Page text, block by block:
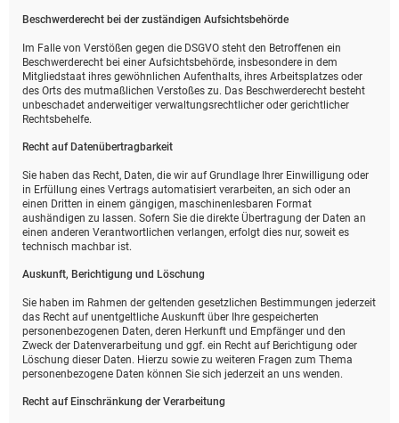
Beschwerde­recht bei der zuständigen Aufsichts­behörde
Im Falle von Verstößen gegen die DSGVO steht den Betroffenen ein
Beschwerderecht bei einer Aufsichtsbehörde, insbesondere in dem
Mitgliedstaat ihres gewöhnlichen Aufenthalts, ihres Arbeitsplatzes oder
des Orts des mutmaßlichen Verstoßes zu. Das Beschwerderecht besteht
unbeschadet anderweitiger verwaltungsrechtlicher oder gerichtlicher
Rechtsbehelfe.
Recht auf Daten­übertrag­barkeit
Sie haben das Recht, Daten, die wir auf Grundlage Ihrer Einwilligung oder
in Erfüllung eines Vertrags automatisiert verarbeiten, an sich oder an
einen Dritten in einem gängigen, maschinenlesbaren Format
aushändigen zu lassen. Sofern Sie die direkte Übertragung der Daten an
einen anderen Verantwortlichen verlangen, erfolgt dies nur, soweit es
technisch machbar ist.
Auskunft, Berichtigung und Löschung
Sie haben im Rahmen der geltenden gesetzlichen Bestimmungen jederzeit
das Recht auf unentgeltliche Auskunft über Ihre gespeicherten
personenbezogenen Daten, deren Herkunft und Empfänger und den
Zweck der Datenverarbeitung und ggf. ein Recht auf Berichtigung oder
Löschung dieser Daten. Hierzu sowie zu weiteren Fragen zum Thema
personenbezogene Daten können Sie sich jederzeit an uns wenden.
Recht auf Einschränkung der Verarbeitung